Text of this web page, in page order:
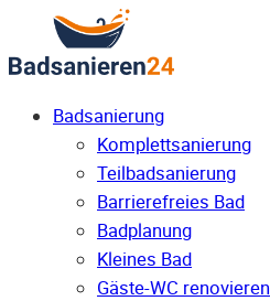
Badsanierung
Komplettsanierung
Teilbadsanierung
Barrierefreies Bad
Badplanung
Kleines Bad
Gäste-WC renovieren